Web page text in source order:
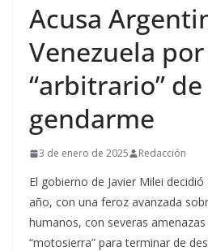
Acusa
Venezuela
“arbitrario” de
gendarme
3 de enero de 2025 Redacción
El gobierno de Javier Milei
año, con una feroz avanzada
humanos, con severas
“motosierra” para terminar de